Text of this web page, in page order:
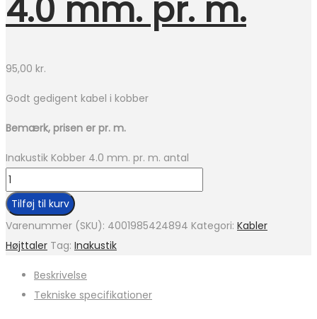
4.0 mm. pr. m.
95,00 kr.
Godt gedigent kabel i kobber
Bemærk, prisen er pr. m.
Inakustik Kobber 4.0 mm. pr. m. antal
Tilføj til kurv
Varenummer (SKU): 4001985424894 Kategori: Kabler
Højttaler Tag: Inakustik
Beskrivelse
Tekniske specifikationer